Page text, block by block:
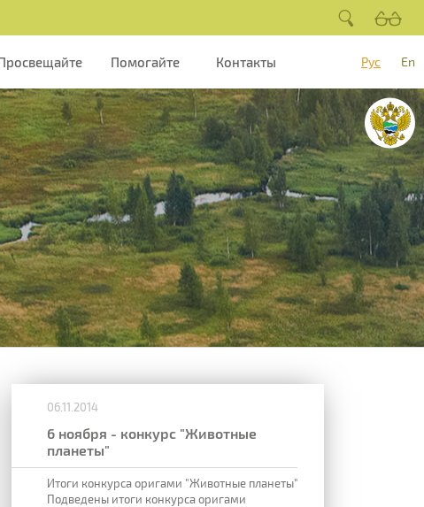
Помогайте Контакты Рус En
06.11.2014
6 ноября - конкурс "Животные
планеты"
Итоги конкурса оригами "Животные планеты"
Подведены итоги конкурса оригами